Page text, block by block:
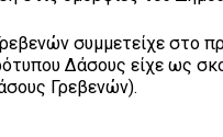
συμμετείχε στο
Δάσους είχε ως
Γρεβενών).